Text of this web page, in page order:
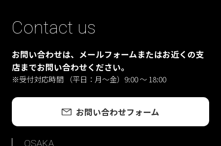
Contact us
お問い合わせは、メールフォームまたはお近くの支
店までお問い合わせください。
※受付対応時間 （平日：月〜金）9:00 ～ 18:00
お問い合わせフォーム
OSAKA